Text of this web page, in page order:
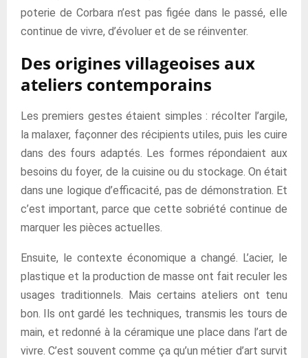
poterie de Corbara n’est pas figée dans le passé, elle
continue de vivre, d’évoluer et de se réinventer.
Des origines villageoises aux
ateliers contemporains
Les premiers gestes étaient simples : récolter l’argile,
la malaxer, façonner des récipients utiles, puis les cuire
dans des fours adaptés. Les formes répondaient aux
besoins du foyer, de la cuisine ou du stockage. On était
dans une logique d’efficacité, pas de démonstration. Et
c’est important, parce que cette sobriété continue de
marquer les pièces actuelles.
Ensuite, le contexte économique a changé. L’acier, le
plastique et la production de masse ont fait reculer les
usages traditionnels. Mais certains ateliers ont tenu
bon. Ils ont gardé les techniques, transmis les tours de
main, et redonné à la céramique une place dans l’art de
vivre. C’est souvent comme ça qu’un métier d’art survit